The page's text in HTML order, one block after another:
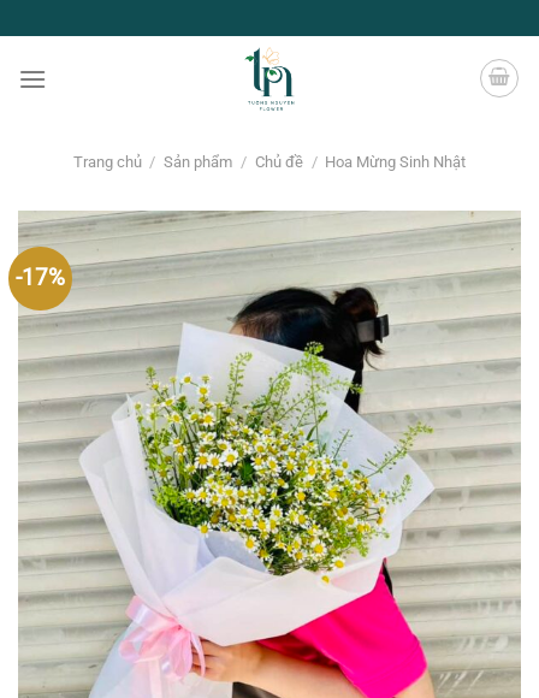
đến
nội
Trang chủ / Sản phẩm / Chủ đề / Hoa Mừng Sinh Nhật
-17%